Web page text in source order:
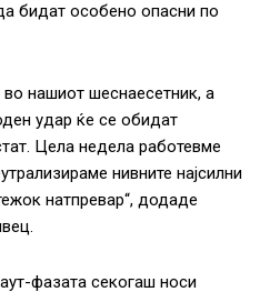
бидат особено опасни по
во нашиот шеснаесетник, а
удар ќе се обидат
Цела недела работевме
нивните најсилни
натпревар“, додаде
фазата секогаш носи